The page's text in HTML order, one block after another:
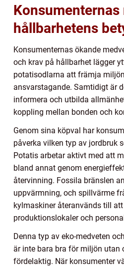
Konsumenternas
hållbarhetens
Konsumenternas ökande
och krav på hållbarhet lägger
potatisodlarna att främja
ansvarstagande. Samtidigt är
informera och utbilda
koppling mellan bonden och
Genom sina köpval har
påverka vilken typ av jordbruk
Potatis arbetar aktivt med att
bland annat genom
återvinning. Fossila bränslen
uppvärmning, och spillvärme
kylmaskiner återanvänds till
produktionslokaler och
Denna typ av eko-medveten
är inte bara bra för miljön utan
fördelaktig. När konsumenter